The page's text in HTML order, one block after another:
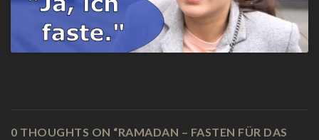
0 THOUGHTS ON “RAMADAN – FASTEN FÜR DAS